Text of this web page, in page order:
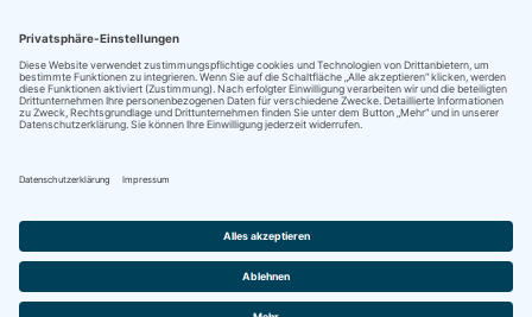
Mini Longboards
Elektro Longboards
© 2026 - Longboard Kauf - Diese Seite läuft mit dem Affiliate Theme